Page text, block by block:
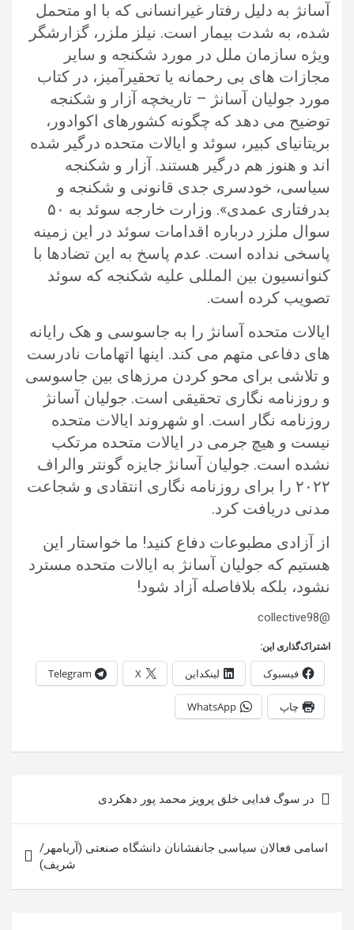
آسانژ به دلیل رفتار غیرانسانی که با او متحمل
شده، به شدت بیمار است. نیلز ملزر، گزارشگر
ویژه سازمان ملل در مورد شکنجه و سایر
مجازات های بی رحمانه یا تحقیرآمیز، در کتاب
مورد جولیان آسانژ – تاریخچه آزار و شکنجه
توضیح می دهد که چگونه کشورهای اکوادور،
بریتانیای کبیر، سوئد و ایالات متحده درگیر شده
اند و هنوز هم درگیر هستند. آزار و شکنجه
سیاسی، خودسری جدی قانونی و شکنجه و
بدرفتاری عمدی». وزارت خارجه سوئد به ۵۰
سوال ملزر درباره اقدامات سوئد در این زمینه
پاسخی نداده است. عدم پاسخ به این تضادها با
کنوانسیون بین المللی علیه شکنجه که سوئد
تصویب کرده است.
ایالات متحده آسانژ را به جاسوسی و هک رایانه
های دفاعی متهم می کند. اینها اتهامات نادرست
و تلاشی برای محو کردن مرزهای بین جاسوسی
و روزنامه نگاری تحقیقی است. جولیان آسانژ
روزنامه نگار است. او شهروند ایالات متحده
نیست و هیچ جرمی در ایالات متحده مرتکب
نشده است. جولیان آسانژ جایزه گونتر والراف
۲۰۲۲ را برای روزنامه نگاری انتقادی و شجاعت
مدنی دریافت کرد.
از آزادی مطبوعات دفاع کنید! ما خواستار این
هستیم که جولیان آسانژ به ایالات متحده مسترد
نشود، بلکه بلافاصله آزاد شود!
@collective98
اشتراک‌گذاری این:
فیسبوک لینکداین X
Telegram
چاپ WhatsApp
نوشته
در سوگ فدایی خلق پرویز محمد پور دهکردی
اسامی فعالان سیاسی جانفشانان دانشگاه صنعتی (آریامهر/
شریف)